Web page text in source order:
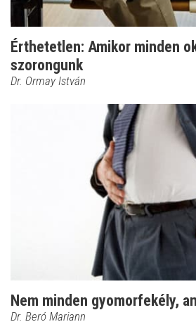
Érthetetlen: Amikor minden
szorongunk
Dr. Ormay István
Nem minden gyomorfekély,
Dr. Beró Mariann